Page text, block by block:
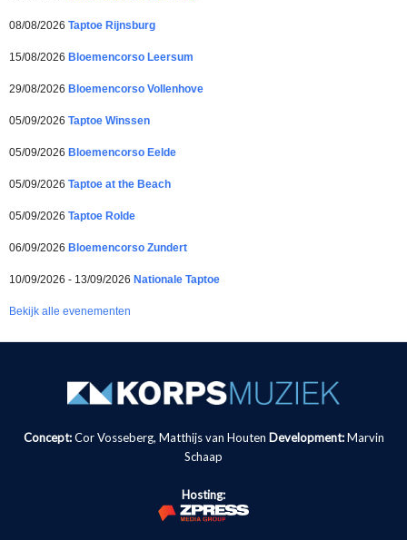
08/08/2026 Taptoe Rijnsburg
15/08/2026 Bloemencorso Leersum
29/08/2026 Bloemencorso Vollenhove
05/09/2026 Taptoe Winssen
05/09/2026 Bloemencorso Eelde
05/09/2026 Taptoe at the Beach
05/09/2026 Taptoe Rolde
06/09/2026 Bloemencorso Zundert
10/09/2026 - 13/09/2026 Nationale Taptoe
Bekijk alle evenementen
Concept:Cor Vosseberg, Matthijs van Houten Development: Marvin
Schaap
Hosting: